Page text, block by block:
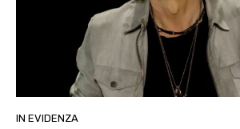
IN EVIDENZA